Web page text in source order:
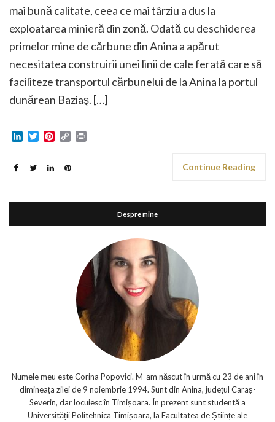
mai bună calitate, ceea ce mai târziu a dus la
exploatarea minieră din zonă. Odată cu deschiderea
primelor mine de cărbune din Anina a apărut
necesitatea construirii unei linii de cale ferată care să
faciliteze transportul cărbunelui de la Anina la portul
dunărean Baziaş. […]
LinkedInTwitterPinterest
Copy
Continue Reading
Despre mine
Numele meu este Corina Popovici. M-am născut în urmă cu 23 de ani în
dimineața zilei de 9 noiembrie 1994. Sunt din Anina, județul Caraș-
Severin, dar locuiesc în Timișoara. În prezent sunt studentă a
Universității Politehnica Timișoara, la Facultatea de Științe ale